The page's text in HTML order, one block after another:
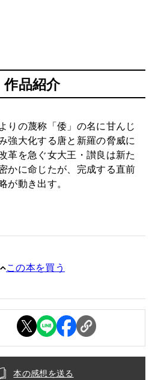
作品紹介
りの蔑称「倭」の名に甘んじ
強大化する唐と新羅の脅威に
革を急ぐ女大王・讃良は新た
かに命じたが、完成する直前
が動き出す。
この本を買う
本の感想を送る